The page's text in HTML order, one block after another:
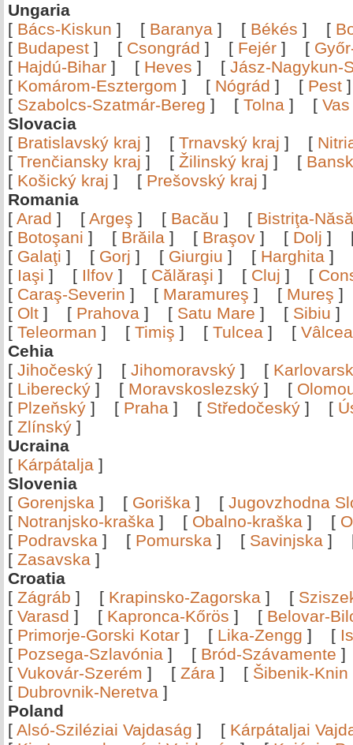
Ungaria
[ Bács-Kiskun ] [ Baranya ] [ Békés ] [
[ Budapest ] [ Csongrád ] [ Fejér ] [
[ Hajdú-Bihar ] [ Heves ] [ Jász-Nagykun-
[ Komárom-Esztergom ] [ Nógrád ] [ Pest
[ Szabolcs-Szatmár-Bereg ] [ Tolna ] [ Vas
Slovacia
[ Bratislavský kraj ] [ Trnavský kraj ] [
[ Trenčiansky kraj ] [ Žilinský kraj ] [
[ Košický kraj ] [ Prešovský kraj ]
Romania
[ Arad ] [ Argeş ] [ Bacău ] [ Bistriţa-
[ Botoşani ] [ Brăila ] [ Braşov ] [ Dolj ]
[ Galaţi ] [ Gorj ] [ Giurgiu ] [ Harghita ]
[ Iaşi ] [ Ilfov ] [ Călăraşi ] [ Cluj ] [
[ Caraş-Severin ] [ Maramureş ] [ Mureş
[ Olt ] [ Prahova ] [ Satu Mare ] [ Sibiu
[ Teleorman ] [ Timiş ] [ Tulcea ] [
Cehia
[ Jihočeský ] [ Jihomoravský ] [
[ Liberecký ] [ Moravskoslezský ] [
[ Plzeňský ] [ Praha ] [ Středočeský ] [
[ Zlínský ]
Ucraina
[ Kárpátalja ]
Slovenia
[ Gorenjska ] [ Goriška ] [ Jugovzhodna
[ Notranjsko-kraška ] [ Obalno-kraška ] [
[ Podravska ] [ Pomurska ] [ Savinjska ]
[ Zasavska ]
Croatia
[ Zágráb ] [ Krapinsko-Zagorska ] [
[ Varasd ] [ Kapronca-Kőrös ] [ Belovar-
[ Primorje-Gorski Kotar ] [ Lika-Zengg ] [
[ Pozsega-Szlavónia ] [ Bród-Szávamente
[ Vukovár-Szerém ] [ Zára ] [ Šibenik-Knin
[ Dubrovnik-Neretva ]
Poland
[ Alsó-Sziléziai Vajdaság ] [ Kárpátaljai